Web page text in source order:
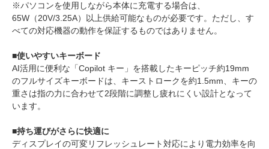
※パソコンを使用しながら本体に充電する場合は、
65W（20V/3.25A）以上供給可能なものが必要です。ただし、す
べての対応機器の動作を保証するものではありません。
■使いやすいキーボード
AI活用に便利な「Copilot キー」を搭載したキーピッチ約19mm
のフルサイズキーボードは、キーストロークを約1.5mm、キーの
重さは指の力に合わせて2段階に調整し疲れにくい設計となって
います。
■持ち運びがさらに快適に
ディスプレイの可変リフレッシュレート対応により電力効率を向